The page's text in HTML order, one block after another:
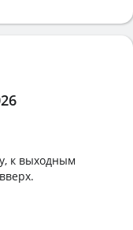
к выходным